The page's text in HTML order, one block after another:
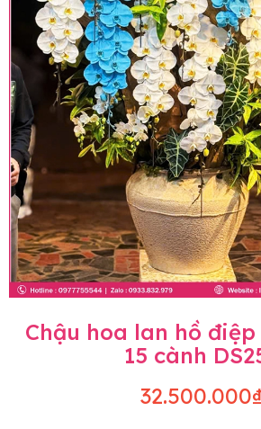
Chậu hoa lan hồ
15 cành